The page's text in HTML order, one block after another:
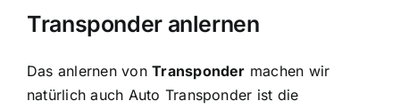
Transponder anlernen
Das anlernen vonTransponder machen wir
natürlich auch Auto Transponder ist die